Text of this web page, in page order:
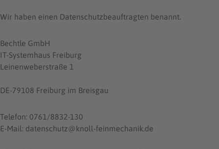
Wir haben einen Datenschutzbeauftragten benannt.
Bechtle GmbH
IT-Systemhaus Freiburg
Leinenweberstraße 1
DE-79108 Freiburg im Breisgau
Telefon: 0761/8832-130
E-Mail: datenschutz@knoll-feinmechanik.de